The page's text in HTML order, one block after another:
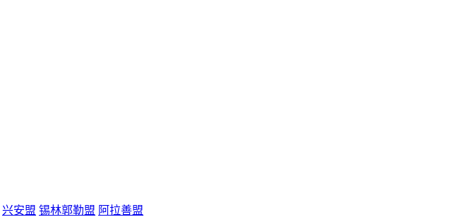
兴安盟 锡林郭勒盟 阿拉善盟